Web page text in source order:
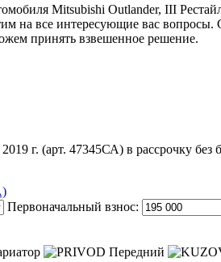
Mitsubishi Outlander, III
на все интересующие вас вопросы.
принять взвешенное решение.
Первоначальный взнос:
Передний